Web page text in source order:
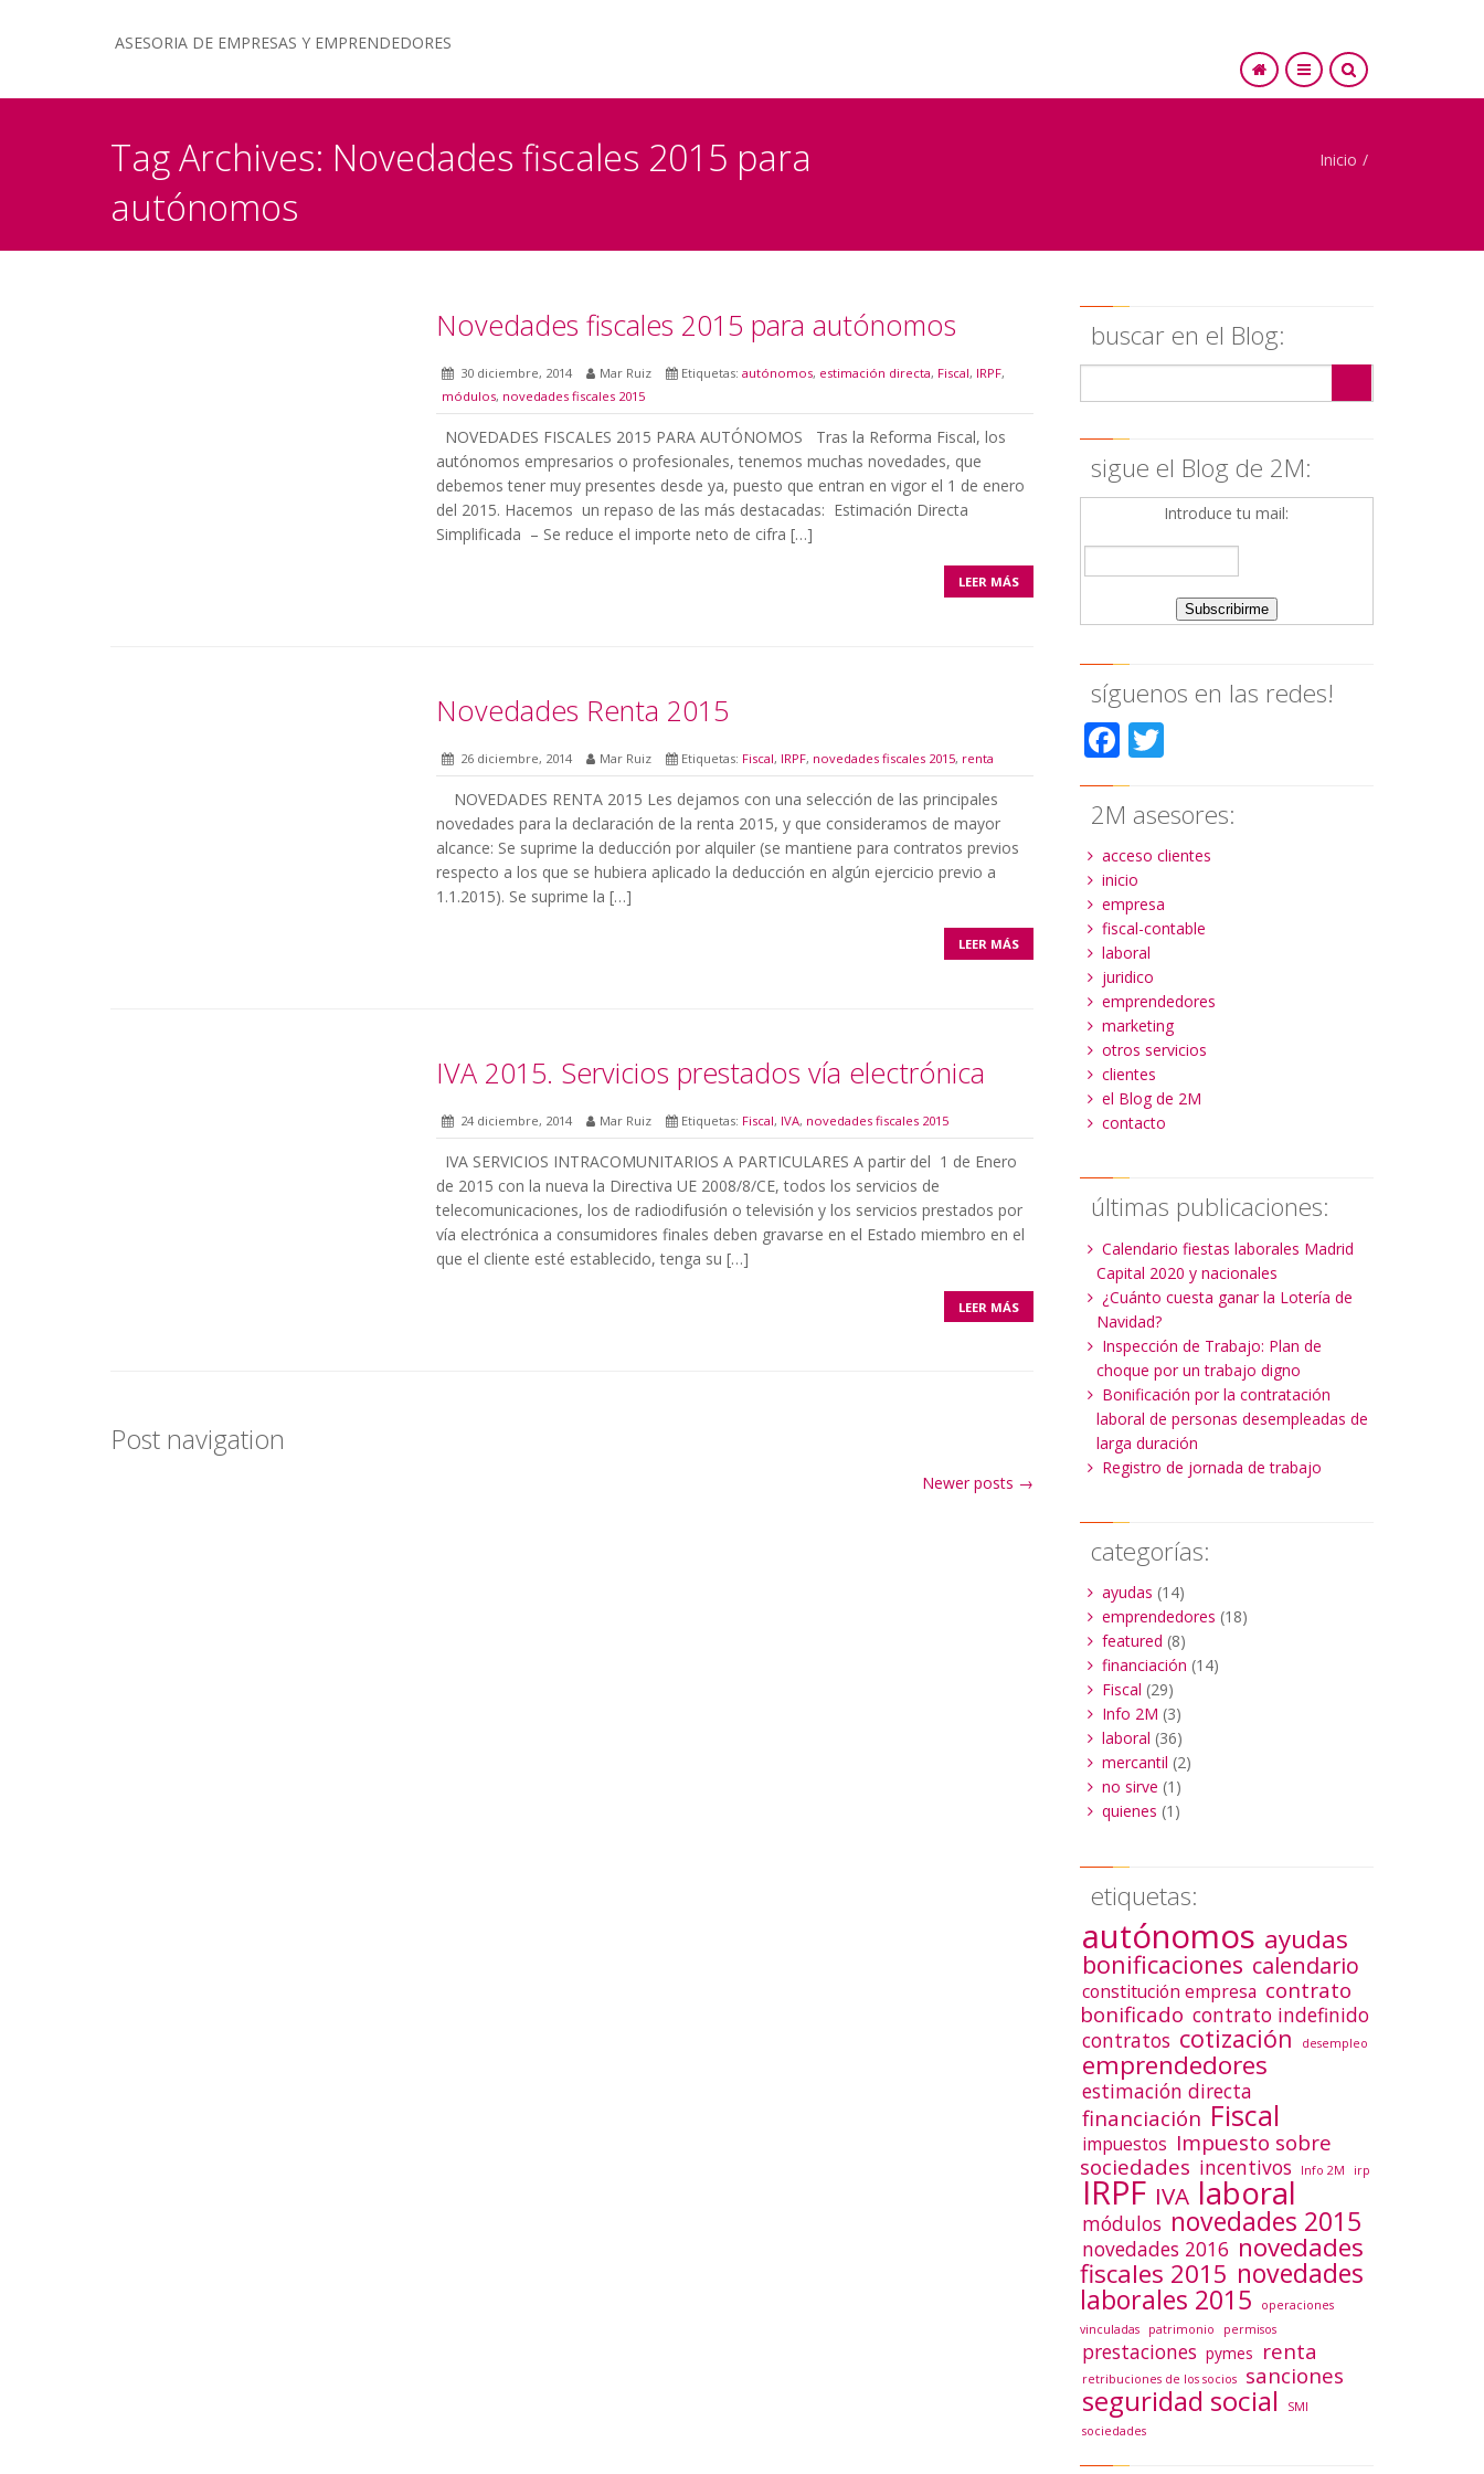
ASESORIA DE EMPRESAS Y EMPRENDEDORES
Tag Archives: Novedades fiscales 2015 para
autónomos
Inicio /
Novedades fiscales 2015 para autónomos
30 diciembre, 2014 Mar Ruiz Etiquetas: autónomos, estimación directa, Fiscal, IRPF,
módulos, novedades fiscales 2015
NOVEDADES FISCALES 2015 PARA AUTÓNOMOS Tras la Reforma Fiscal, los
autónomos empresarios o profesionales, tenemos muchas novedades, que
debemos tener muy presentes desde ya, puesto que entran en vigor el 1 de enero
del 2015. Hacemos un repaso de las más destacadas: Estimación Directa
Simplificada – Se reduce el importe neto de cifra […]
LEER MÁS
Novedades Renta 2015
26 diciembre, 2014 Mar Ruiz Etiquetas: Fiscal, IRPF, novedades fiscales 2015, renta
NOVEDADES RENTA 2015 Les dejamos con una selección de las principales
novedades para la declaración de la renta 2015, y que consideramos de mayor
alcance: Se suprime la deducción por alquiler (se mantiene para contratos previos
respecto a los que se hubiera aplicado la deducción en algún ejercicio previo a
1.1.2015). Se suprime la […]
LEER MÁS
IVA 2015. Servicios prestados vía electrónica
24 diciembre, 2014 Mar Ruiz Etiquetas: Fiscal, IVA, novedades fiscales 2015
IVA SERVICIOS INTRACOMUNITARIOS A PARTICULARES A partir del 1 de Enero
de 2015 con la nueva la Directiva UE 2008/8/CE, todos los servicios de
telecomunicaciones, los de radiodifusión o televisión y los servicios prestados por
vía electrónica a consumidores finales deben gravarse en el Estado miembro en el
que el cliente esté establecido, tenga su […]
LEER MÁS
Post navigation
Newer posts →
buscar en el Blog:
SEARCH
sigue el Blog de 2M:
Introduce tu mail:
síguenos en las redes!
Facebook
Twitter
2M asesores:
acceso clientes
inicio
empresa
fiscal-contable
laboral
juridico
emprendedores
marketing
otros servicios
clientes
el Blog de 2M
contacto
últimas publicaciones:
Calendario fiestas laborales Madrid
Capital 2020 y nacionales
¿Cuánto cuesta ganar la Lotería de
Navidad?
Inspección de Trabajo: Plan de
choque por un trabajo digno
Bonificación por la contratación
laboral de personas desempleadas de
larga duración
Registro de jornada de trabajo
categorías:
ayudas (14)
emprendedores (18)
featured (8)
financiación (14)
Fiscal (29)
Info 2M (3)
laboral (36)
mercantil (2)
no sirve (1)
quienes (1)
etiquetas:
autónomos ayudas
bonificaciones calendario
constitución empresa contrato
bonificado contrato indefinido
contratos cotización desempleo
emprendedores
estimación directa
financiación Fiscal
impuestos Impuesto sobre
sociedades incentivos Info 2M irp
IRPF IVA laboral
módulos novedades 2015
novedades 2016 novedades
fiscales 2015 novedades
laborales 2015
operaciones
vinculadas
patrimonio permisos
prestaciones pymes renta
retribuciones de los socios sanciones
seguridad social
SMI
sociedades